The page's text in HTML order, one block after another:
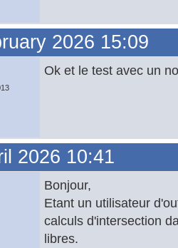
2026 15:09
Ok et le test avec un
2026 10:41
Bonjour,
Etant un utilisateur
calculs d'intersection
libres.